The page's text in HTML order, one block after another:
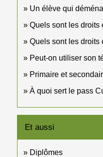
Un élève qui
Quels sont les
Quels sont les droits
Peut-on utiliser son
Primaire et
À quoi sert le pass
Et aussi
Diplômes